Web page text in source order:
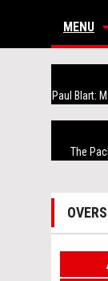
MENU
Paul Blart:
The